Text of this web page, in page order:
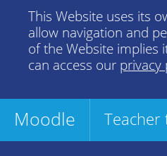
This Website uses its
allow navigation and
of the Website implies
can access our privacy
Moodle Teacher